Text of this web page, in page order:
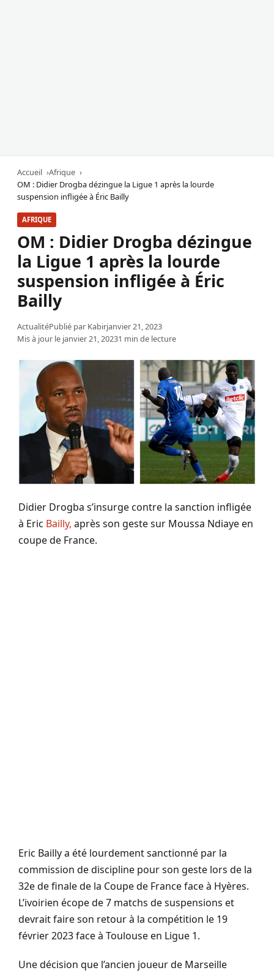
Accueil
Afrique
OM : Didier Drogba dézingue la Ligue 1 après la lourde
suspension infligée à Éric Bailly
AFRIQUE
OM : Didier Drogba dézingue
la Ligue 1 après la lourde
suspension infligée à Éric
Bailly
ActualitéPublié par Kabirjanvier 21, 2023
Mis à jour le janvier 21, 20231 min de lecture
Didier Drogba s’insurge contre la sanction infligée
à Eric Bailly, après son geste sur Moussa Ndiaye en
coupe de France.
Eric Bailly a été lourdement sanctionné par la
commission de discipline pour son geste lors de la
32e de finale de la Coupe de France face à Hyères.
L’ivoirien écope de 7 matchs de suspensions et
devrait faire son retour à la compétition le 19
février 2023 face à Toulouse en Ligue 1.
Une décision que l’ancien joueur de Marseille